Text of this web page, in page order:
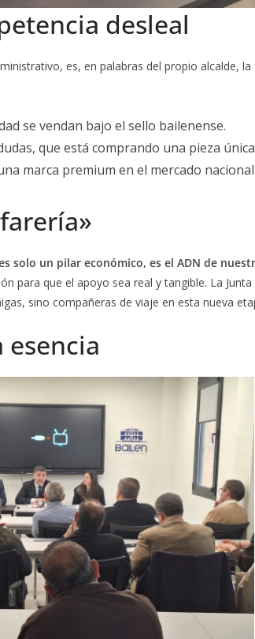
desleal
es, en palabras del propio alcalde,
se vendan bajo el sello bailenense.
que está comprando una pieza
marca premium en el mercado
solo un pilar económico, es el ADN de
para que el apoyo sea real y tangible. La
sino compañeras de viaje en esta nueva